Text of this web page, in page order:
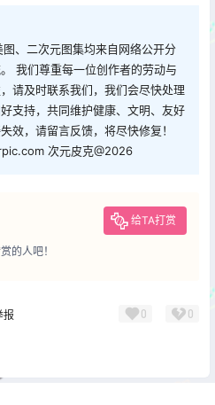
、二次元图集均来自网络公开分
我们尊重每一位创作者的劳动与
请及时联系我们，我们会尽快处理
支持，共同维护健康、文明、友好
效，请留言反馈，将尽快修复！
次元皮克@2026
给TA打赏
的人吧！
报 0 0